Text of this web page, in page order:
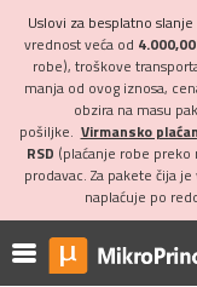
Uslovi za besplatno
vrednost veća od
robe), troškove
manja od ovog iznosa,
obzira na masu
pošiljke. Virmansko
RSD (plaćanje robe
prodavac. Za pakete čija
naplaćuje po